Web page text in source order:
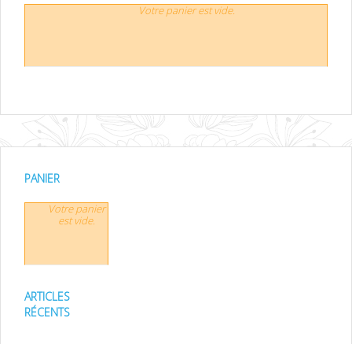
Votre panier est vide.
PANIER
Votre panier
est vide.
ARTICLES
RÉCENTS